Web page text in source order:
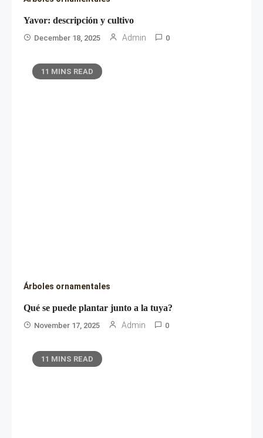
Yavor: descripción y cultivo
December 18, 2025 Admin 0
11 MINS READ
Árboles ornamentales
Qué se puede plantar junto a la tuya?
November 17, 2025 Admin 0
11 MINS READ